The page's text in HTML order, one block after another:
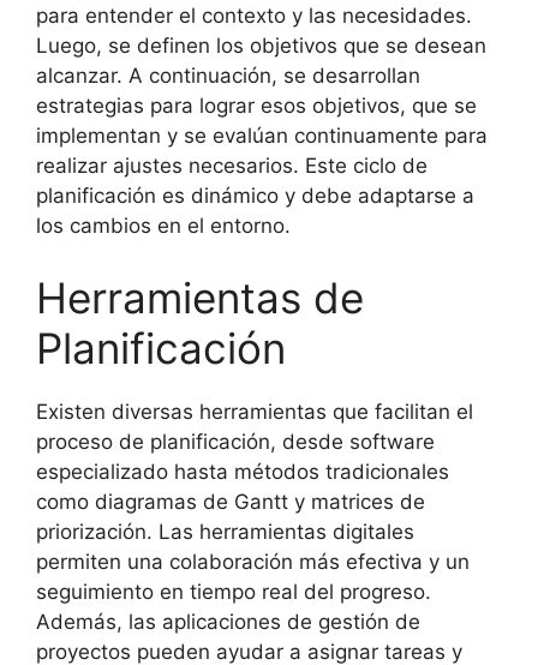
para entender el contexto y las necesidades.
Luego, se definen los objetivos que se desean
alcanzar. A continuación, se desarrollan
estrategias para lograr esos objetivos, que se
implementan y se evalúan continuamente para
realizar ajustes necesarios. Este ciclo de
planificación es dinámico y debe adaptarse a
los cambios en el entorno.
Herramientas de
Planificación
Existen diversas herramientas que facilitan el
proceso de planificación, desde software
especializado hasta métodos tradicionales
como diagramas de Gantt y matrices de
priorización. Las herramientas digitales
permiten una colaboración más efectiva y un
seguimiento en tiempo real del progreso.
Además, las aplicaciones de gestión de
proyectos pueden ayudar a asignar tareas y